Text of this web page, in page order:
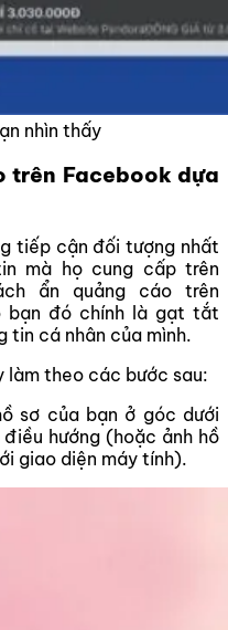
nhìn thấy
trên Facebook dựa
tiếp cận đối tượng nhất
mà họ cung cấp trên
ẩn quảng cáo trên
bạn đó chính là gạt tắt
tin cá nhân của mình.
làm theo các bước sau:
sơ của bạn ở góc dưới
hướng (hoặc ảnh hồ
giao diện máy tính).